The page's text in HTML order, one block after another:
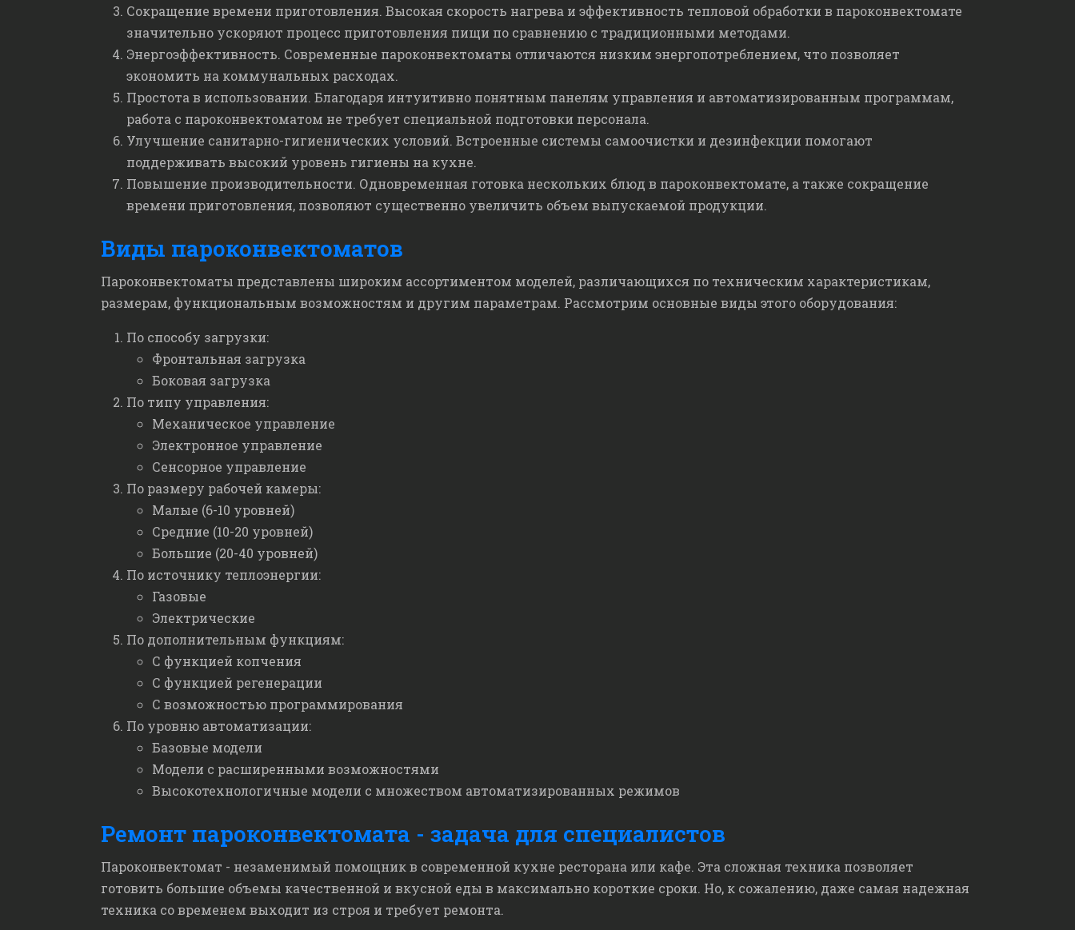
Сокращение времени приготовления. Высокая скорость нагрева и эффективность тепловой обработки в пароконвектомате
значительно ускоряют процесс приготовления пищи по сравнению с традиционными методами.
Энергоэффективность. Современные пароконвектоматы отличаются низким энергопотреблением, что позволяет
экономить на коммунальных расходах.
Простота в использовании. Благодаря интуитивно понятным панелям управления и автоматизированным программам,
работа с пароконвектоматом не требует специальной подготовки персонала.
Улучшение санитарно-гигиенических условий. Встроенные системы самоочистки и дезинфекции помогают
поддерживать высокий уровень гигиены на кухне.
Повышение производительности. Одновременная готовка нескольких блюд в пароконвектомате, а также сокращение
времени приготовления, позволяют существенно увеличить объем выпускаемой продукции.
Виды пароконвектоматов
Пароконвектоматы представлены широким ассортиментом моделей, различающихся по техническим характеристикам,
размерам, функциональным возможностям и другим параметрам. Рассмотрим основные виды этого оборудования:
По способу загрузки:
Фронтальная загрузка
Боковая загрузка
По типу управления:
Механическое управление
Электронное управление
Сенсорное управление
По размеру рабочей камеры:
Малые (6-10 уровней)
Средние (10-20 уровней)
Большие (20-40 уровней)
По источнику теплоэнергии:
Газовые
Электрические
По дополнительным функциям:
С функцией копчения
С функцией регенерации
С возможностью программирования
По уровню автоматизации:
Базовые модели
Модели с расширенными возможностями
Высокотехнологичные модели с множеством автоматизированных режимов
Ремонт пароконвектомата - задача для специалистов
Пароконвектомат - незаменимый помощник в современной кухне ресторана или кафе. Эта сложная техника позволяет
готовить большие объемы качественной и вкусной еды в максимально короткие сроки. Но, к сожалению, даже самая надежная
техника со временем выходит из строя и требует ремонта.